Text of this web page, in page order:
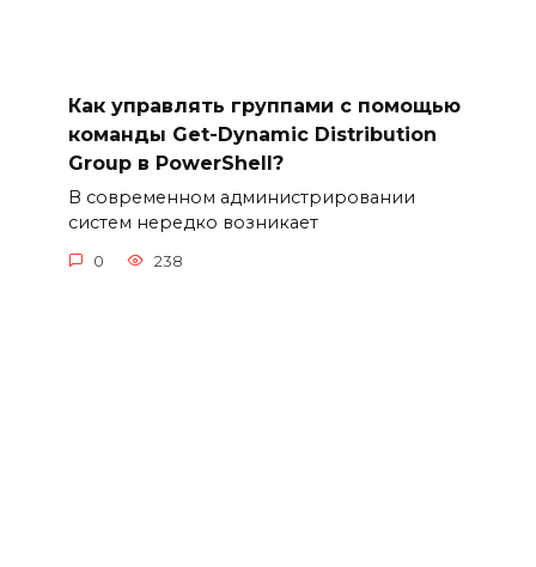
Как управлять группами с помощью
команды Get-Dynamic Distribution
Group в PowerShell?
В современном администрировании
систем нередко возникает
0 238